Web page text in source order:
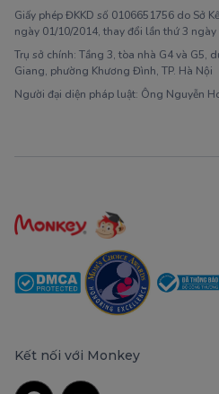
Giấy phép ĐKKD số 0106651756 do Sở
ngày 01/10/2014, thay đổi lần thứ 3
Trụ sở chính: Tầng 3, tòa nhà G4 và G5,
Giang, phường Khương Đình, TP. Hà Nội
Người đại diện pháp luật: Ông Nguyễn
Kết nối với Monkey